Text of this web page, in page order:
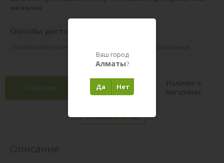
магазинах.
Описание Характеристики
Наличие в
магазинах
Отзывы 0 (0)
Ваш город
Алматы?
Нет
Да